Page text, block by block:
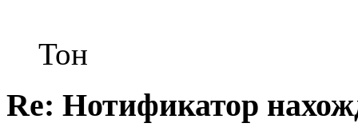
Тон
Re: Нотификатор